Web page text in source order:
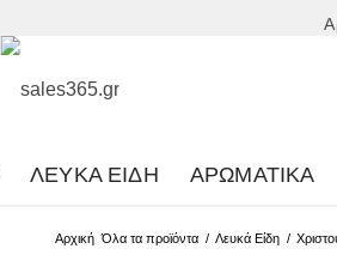
ΛΕΥΚΆ ΕΊΔΗ ΑΡΩΜΑΤΙΚΆ
Αρχική Όλα τα προϊόντα / Λευκά Είδη /